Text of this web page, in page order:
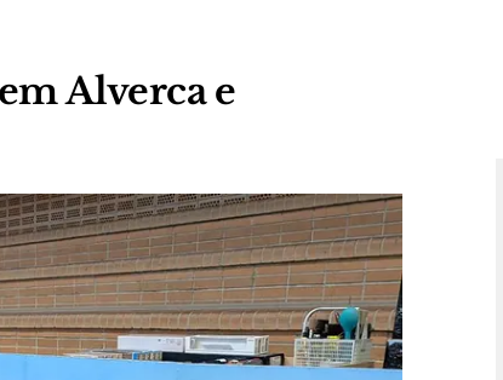
Alverca e